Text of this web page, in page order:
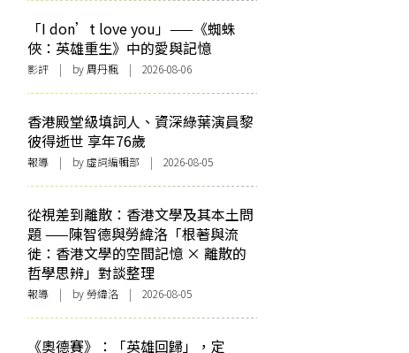
「I don’t love you」——《蜘蛛
俠：英雄重生》中的愛與記憶
影評 | by 周丹楓 | 2026-08-06
香港殿堂級填詞人、資深綠葉演員黎
彼得逝世 享年76歲
報導 | by 虛詞編輯部 | 2026-08-05
從視差到離散：香港文學及其本土問
題 ——陳智德與勞緯洛「根著與流
徙：香港文學的空間記憶 × 離散的
哲學思辨」對談整理
報導 | by 勞緯洛 | 2026-08-05
《奧德賽》：「英雄回歸」，定